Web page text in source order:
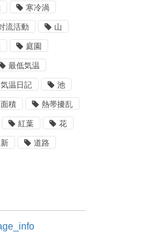
寒冷渦
流活動 山
庭園
最低気温
気温日記 池
積 熱帯擾乱
紅葉 花
道路